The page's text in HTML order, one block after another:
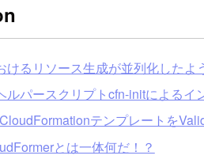
けるリソース生成が並列化したよ
ルパースクリプトcfn-initによるイ
テンプレートを
とは一体何だ！？